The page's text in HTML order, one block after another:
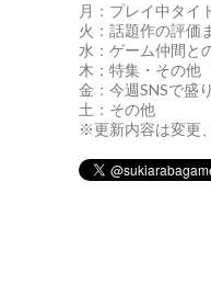
月：プレイ中タイ
火：話題作の評価
水：ゲーム仲間と
木：特集・その他
金：今週SNSで盛
土：その他
※更新内容は変更